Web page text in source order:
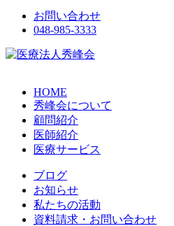
お問い合わせ
048-985-3333
HOME
秀峰会について
顧問紹介
医師紹介
医療サービス
ブログ
お知らせ
私たちの活動
資料請求・お問い合わせ